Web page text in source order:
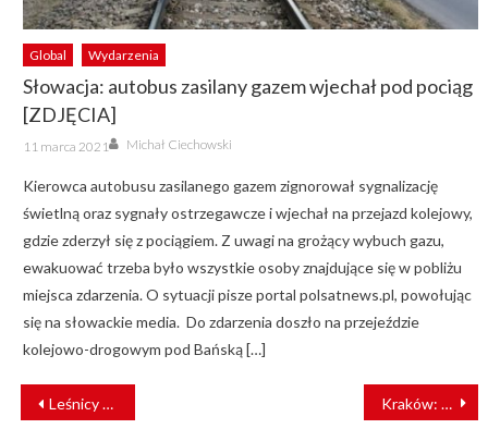
Global Wydarzenia
Słowacja: autobus zasilany gazem wjechał pod pociąg
[ZDJĘCIA]
Posted
on
11 marca 2021 Author
Michał Ciechowski
Kierowca autobusu zasilanego gazem zignorował sygnalizację
świetlną oraz sygnały ostrzegawcze i wjechał na przejazd kolejowy,
gdzie zderzył się z pociągiem. Z uwagi na grożący wybuch gazu,
ewakuować trzeba było wszystkie osoby znajdujące się w pobliżu
miejsca zdarzenia. O sytuacji pisze portal polsatnews.pl, powołując
się na słowackie media. Do zdarzenia doszło na przejeździe
kolejowo-drogowym pod Bańską […]
NAWIGACJA
WPISU
Leśnicy wnioskują o umieszczenie przy torach urządzeń odstraszających zwierzęta Kraków: dostawa Lajkoników na półmetku